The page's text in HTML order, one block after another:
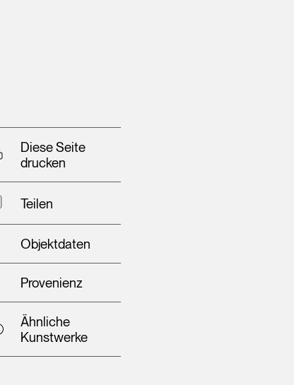
Diese Seite
drucken
Teilen
Objektdaten
Provenienz
Ähnliche
Kunstwerke